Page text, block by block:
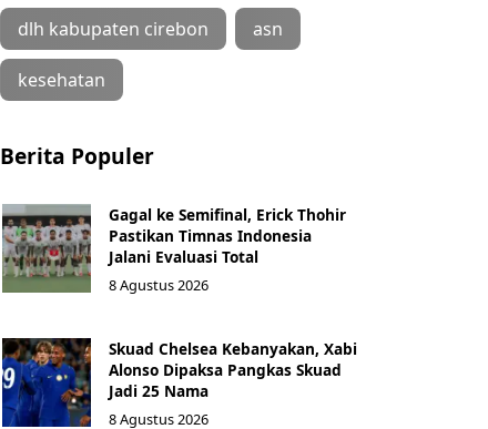
dlh kabupaten cirebon asn
kesehatan
Berita Populer
Gagal ke Semifinal, Erick Thohir
Pastikan Timnas Indonesia
Jalani Evaluasi Total
8 Agustus 2026
Skuad Chelsea Kebanyakan, Xabi
Alonso Dipaksa Pangkas Skuad
Jadi 25 Nama
8 Agustus 2026